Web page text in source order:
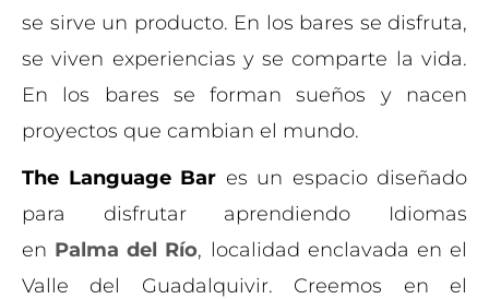
se sirve un producto. En los bares se disfruta,
se viven experiencias y se comparte la vida.
En los bares se forman sueños y nacen
proyectos que cambian el mundo.
The Language Bar es un espacio diseñado
para disfrutar aprendiendo Idiomas
en Palma del Río, localidad enclavada en el
Valle del Guadalquivir. Creemos en el